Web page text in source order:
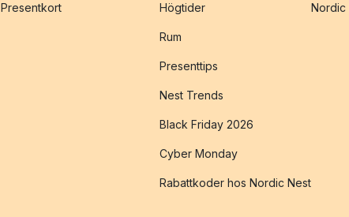
Presentkort Högtider
Rum
Presenttips
Nest Trends
Black Friday 2026
Cyber Monday
Rabattkoder hos Nordic Nest
Nordic